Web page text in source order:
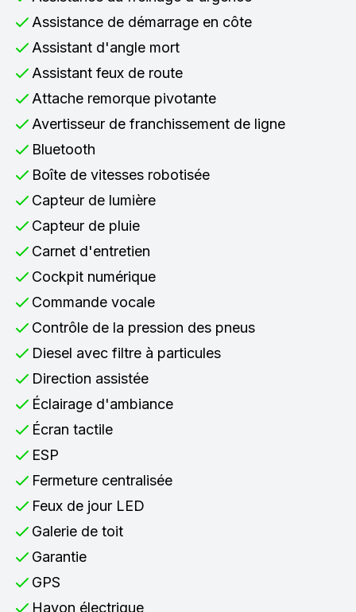
Assistance de démarrage en côte
Assistant d'angle mort
Assistant feux de route
Attache remorque pivotante
Avertisseur de franchissement de ligne
Bluetooth
Boîte de vitesses robotisée
Capteur de lumière
Capteur de pluie
Carnet d'entretien
Cockpit numérique
Commande vocale
Contrôle de la pression des pneus
Diesel avec filtre à particules
Direction assistée
Éclairage d'ambiance
Écran tactile
ESP
Fermeture centralisée
Feux de jour LED
Galerie de toit
Garantie
GPS
Hayon électrique